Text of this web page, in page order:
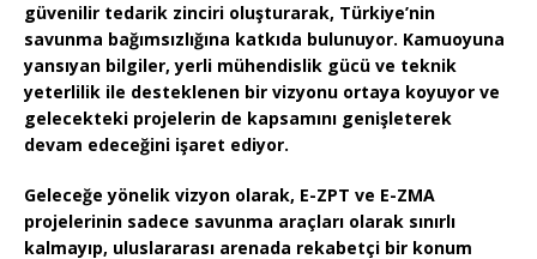
güvenilir tedarik zinciri oluşturarak, Türkiye’nin
savunma bağımsızlığına katkıda bulunuyor. Kamuoyuna
yansıyan bilgiler,yerli mühendislik gücü ve teknik
yeterlilik ile desteklenen bir vizyonu ortaya koyuyor ve
gelecekteki projelerin de kapsamını genişleterek
devam edeceğini işaret ediyor.
Geleceğe yönelik vizyon olarak, E-ZPT ve E-ZMA
projelerinin sadece savunma araçları olarak sınırlı
kalmayıp, uluslararası arenada rekabetçi bir konum